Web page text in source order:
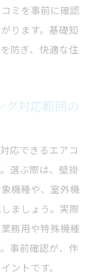
例から学ぶ選
ング業者を見
コミ比較の活
クリーニン
ミを事前に確認
ります。基礎知
防ぎ、快適な住
グ対応範囲の
応できるエアコ
選ぶ際は、壁掛
機種や、室外機
ましょう。実際
務用や特殊機種
事前確認が、作
ントです。